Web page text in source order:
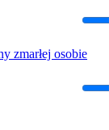
zmarłej osobie